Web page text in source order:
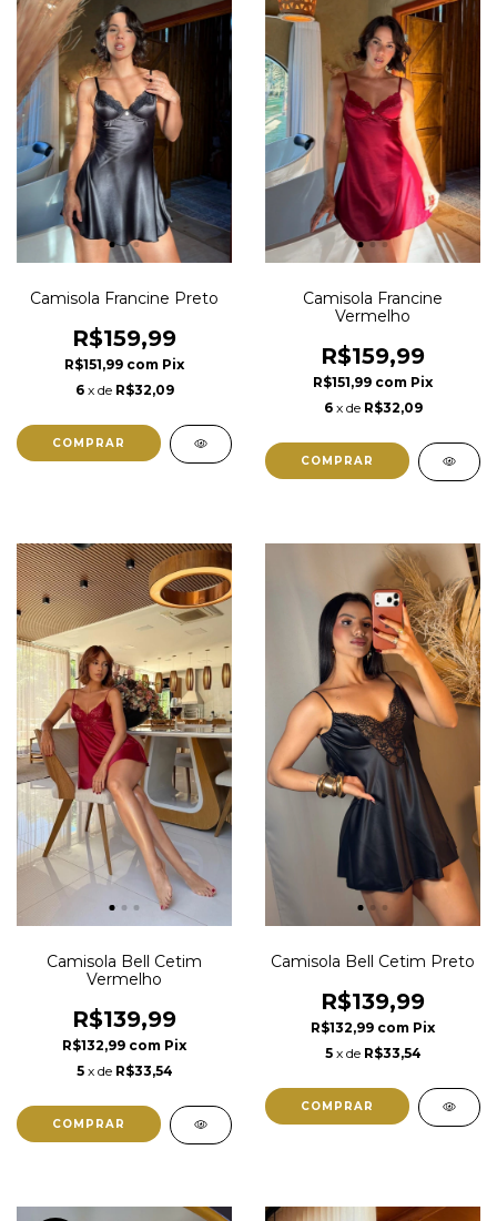
Camisola Francine Preto
R$159,99
R$151,99 com Pix
6 x de R$32,09
COMPRAR
Camisola Francine
Vermelho
R$159,99
R$151,99 com Pix
6 x de R$32,09
COMPRAR
Camisola Bell Cetim
Vermelho
R$139,99
R$132,99 com Pix
5 x de R$33,54
COMPRAR
Camisola Bell Cetim Preto
R$139,99
R$132,99 com Pix
5 x de R$33,54
COMPRAR